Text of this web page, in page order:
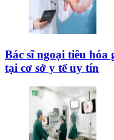
Bác sĩ ngoại tiêu
tại cơ sở y tế uy tín